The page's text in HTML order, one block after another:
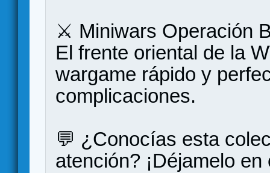
⚔️ Miniwars Operación
El frente oriental de la
wargame rápido y
complicaciones.
💬 ¿Conocías esta
atención? ¡Déjamelo